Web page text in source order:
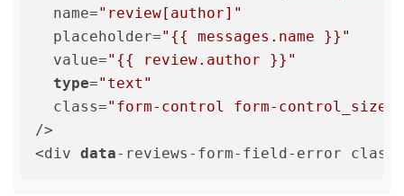
  name=
"review[author]"
  placeholder=
"{{ messages.name }}"
  value=
"{{ review.author }}"
type="text"
  class=
"form-control form-control_size-
/>
<div data-reviews-form-field-error class=